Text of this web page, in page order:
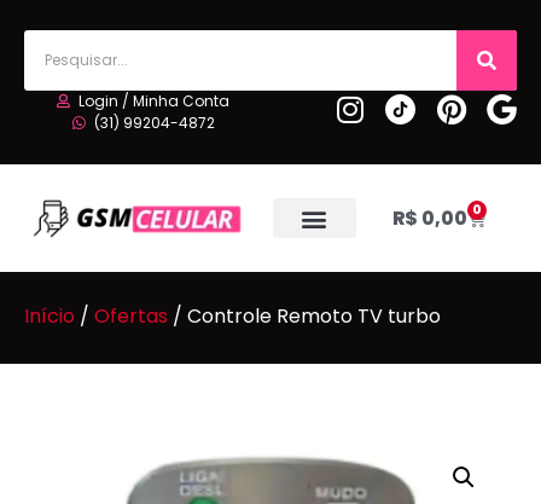
Login / Minha Conta
(31) 99204-4872
R$ 0,00 0
Início / Ofertas / Controle Remoto TV turbo